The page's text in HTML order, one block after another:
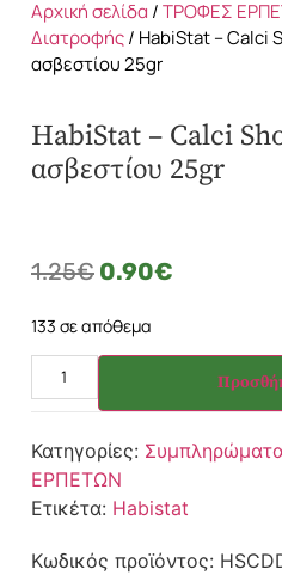
Αρχική σελίδα /ΤΡΟΦΕΣ
Διατροφής/ HabiStat – Calci
ασβεστίου 25gr
HabiStat – Calci
ασβεστίου 25gr
1.25€ 0.90€
133 σε απόθεμα
Κατηγορίες:
ΕΡΠΕΤΩΝ
Ετικέτα: Habistat
Κωδικός προϊόντος: